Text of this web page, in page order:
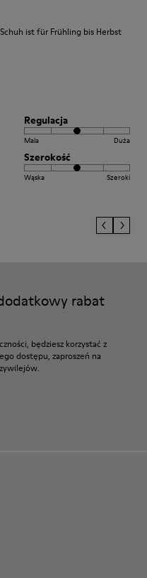
ist für Frühling bis Herbst
Regulacja
Mala Duża
Szerokość
Wąska Szeroki
rabat
będziesz korzystać z
dostępu, zaproszeń na